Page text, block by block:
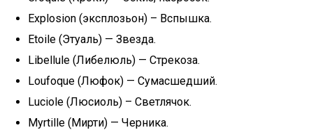
Explosion (эксплозьон) – Вспышка.
Etoile (Этуаль) — Звезда.
Libellule (Либелюль) — Стрекоза.
Loufoque (Люфок) — Сумасшедший.
Luciole (Люсиоль) – Светлячок.
Myrtille (Мирти) — Черника.